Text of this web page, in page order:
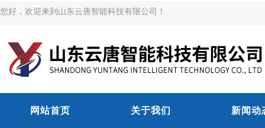
您好，欢迎来到山东云唐智能科技有限公司！
网站首页 关于我们 新闻动